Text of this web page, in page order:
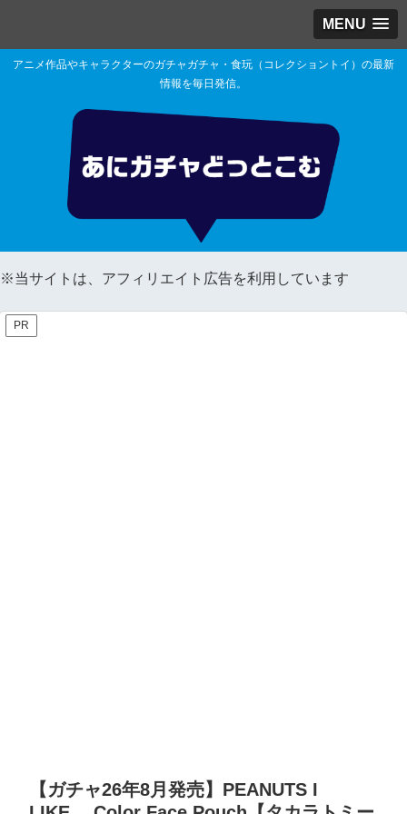
MENU
アニメ作品やキャラクターのガチャガチャ・食玩（コレクショントイ）の最新
情報を毎日発信。
※当サイトは、アフィリエイト広告を利用しています
PR
【ガチャ26年8月発売】PEANUTS I